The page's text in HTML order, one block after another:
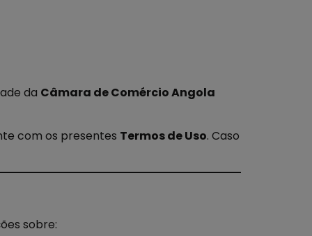
da Câmara de Comércio Angola
com os presentes Termos de Uso. Caso
sobre: